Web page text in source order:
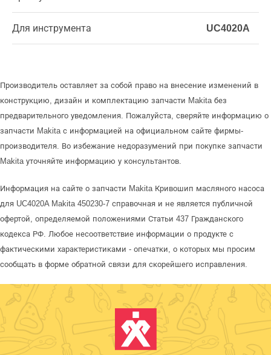
Для инструмента UC4020A
Производитель оставляет за собой право на внесение изменений в
конструкцию, дизайн и комплектацию запчасти Makita без
предварительного уведомления. Пожалуйста, сверяйте информацию о
запчасти Makita с информацией на официальном сайте фирмы-
производителя. Во избежание недоразумений при покупке запчасти
Makita уточняйте информацию у консультантов.
Информация на сайте о запчасти Makita Кривошип масляного насоса
для UC4020A Makita 450230-7 справочная и не является публичной
офертой, определяемой положениями Статьи 437 Гражданского
кодекса РФ. Любое несоответствие информации о продукте с
фактическими характеристиками - опечатки, о которых мы просим
сообщать в форме обратной связи для скорейшего исправления.